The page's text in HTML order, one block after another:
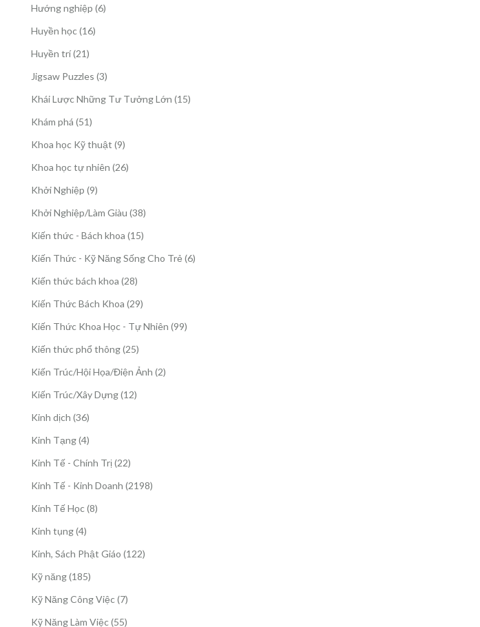
Hướng nghiệp 66
Huyền học 1616
Huyền trí 2121
phẩm
Jigsaw Puzzles 33
phẩm
Khái Lược Những Tư Tưởng Lớn 1515
Khám phá 5151
phẩm
Khoa học Kỹ thuật 99
phẩm
Khoa học tự nhiên 2626
Khởi Nghiệp 99
Khởi Nghiệp/Làm Giàu 3838
Kiến thức - Bách khoa 1515
phẩm
Kiến Thức - Kỹ Năng Sống Cho Trẻ 66
Kiến thức bách khoa 2828
phẩm
Kiến Thức Bách Khoa 2929
Kiến Thức Khoa Học - Tự Nhiên 9999
Kiến thức phổ thông 2525
sản
phẩm
Kiến Trúc/Hội Họa/Điện Ảnh 22
Kiến Trúc/Xây Dựng 1212
Kinh dịch 3636
phẩm
Kinh Tạng 44
Kinh Tế - Chính Trị 2222
phẩm
Kinh Tế - Kinh Doanh 21982198
Kinh Tế Học 88
Kinh tụng 44
phẩm
Kinh, Sách Phật Giáo 122122
Kỹ năng 185185
phẩm
Kỹ Năng Công Việc 77
Kỹ Năng Làm Việc 5555